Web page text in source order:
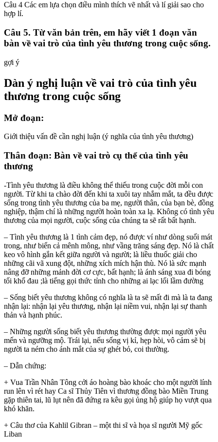
Câu 4 Các em lựa chọn điều mình thích vẽ nhất và lí giải sao cho
hợp lí.
Câu 5. Từ văn bản trên, em hãy viết 1 đoạn văn
bàn về vai trò của tình yêu thương trong cuộc sống.
gợi ý
Dàn ý nghị luận về vai trò của tình yêu
thương trong cuộc sống
Mở đoạn:
Giới thiệu vấn đề cần nghị luận (ý nghĩa của tình yêu thương)
Thân đoạn: Bàn về vai trò cụ thể của tình yêu
thương
-Tình yêu thương là điều không thể thiếu trong cuộc đời mỗi con
người. Từ khi ta chào đời đến khi ta xuôi tay nhắm mắt, ta đều được
sống trong tình yêu thương của ba mẹ, người thân, của bạn bè, đồng
nghiệp, thậm chí là những người hoàn toàn xa lạ. Không có tình yêu
thương của mọi người, cuộc sống của chúng ta sẽ rất bất hạnh.
– Tình yêu thương là 1 tình cảm đẹp, nó được ví như dòng suối mát
trong, như biển cả mênh mông, như vầng trăng sáng đẹp. Nó là chất
keo vô hình gắn kết giữa người và người; là liều thuốc giải cho
những cãi vã xung đột, những xích mích hận thù. Nó là sức mạnh
nâng đỡ những mảnh đời cơ cực, bất hạnh; là ánh sáng xua đi bóng
tối khổ đau ;là tiếng gọi thức tỉnh cho những ai lạc lối lầm đường
– Sống biết yêu thương không có nghĩa là ta sẽ mất đi mà là ta đang
nhận lại: nhận lại yêu thương, nhận lại niềm vui, nhận lại sự thanh
thản và hạnh phúc.
– Những người sống biết yêu thương thường được mọi người yêu
mến và ngưỡng mộ. Trái lại, nếu sống vị kỉ, hẹp hòi, vô cảm sẽ bị
người ta ném cho ánh mắt của sự ghét bỏ, coi thường.
– Dẫn chứng:
+ Vua Trần Nhân Tông cởi áo hoàng bào khoác cho một người lính
run lên vì rét hay Ca sĩ Thủy Tiên vì thương đồng bào Miền Trung
gặp thiên tai, lũ lụt nên đã đứng ra kêu gọi ủng hộ giúp họ vượt qua
khó khăn.
+ Câu thơ của Kahlil Gibran – một thi sĩ và họa sĩ người Mỹ gốc
Liban